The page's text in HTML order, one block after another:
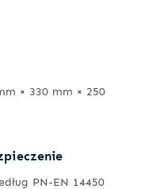
× 330 mm × 250
PN-EN 14450